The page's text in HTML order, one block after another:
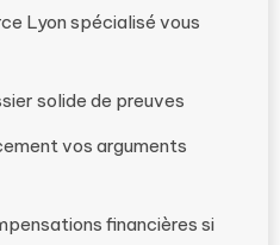
Lyon spécialisé vous
solide de preuves
vos arguments
financières si